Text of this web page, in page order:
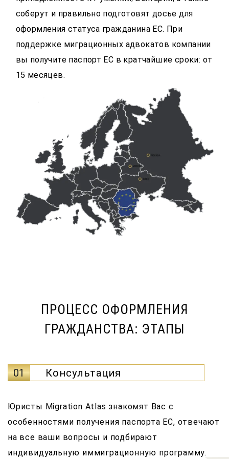
соберут и правильно подготовят досье для
оформления статуса гражданина ЕС. При
поддержке миграционных адвокатов компании
вы получите паспорт ЕС в кратчайшие сроки: от
15 месяцев.
ПРОЦЕСС ОФОРМЛЕНИЯ
ГРАЖДАНСТВА: ЭТАПЫ
01 Консультация
Юристы Migration Atlas знакомят Вас с
особенностями получения паспорта ЕС, отвечают
на все ваши вопросы и подбирают
индивидуальную иммиграционную программу.